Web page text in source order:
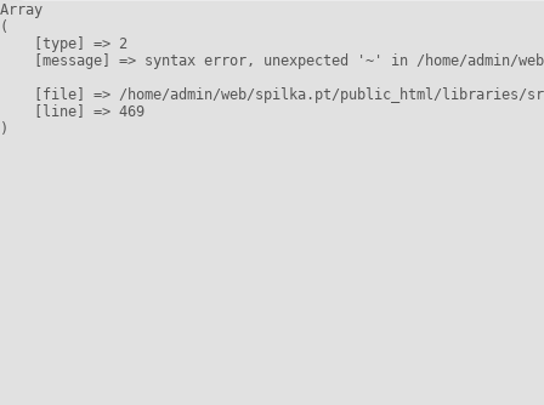
Array
(
    [type] => 2
[message] => syntax error, unexpected '~' in /home/admin/
[file] => /home/admin/web/spilka.pt/public_html/libraries/
    [line] => 469